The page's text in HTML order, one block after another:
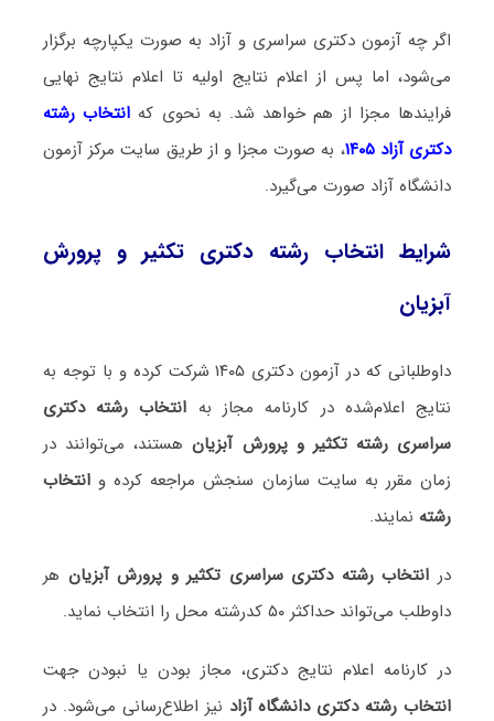
اگر چه آزمون دکتری سراسری و آزاد به صورت یکپارچه برگزار
می‌شود، اما پس از اعلام نتایج اولیه تا اعلام نتایج نهایی
فرایندها مجزا از هم خواهد شد. به نحوی که انتخاب رشته
دکتری آزاد ۱۴۰۵
، به صورت مجزا و از طریق سایت مرکز آزمون
دانشگاه آزاد صورت می‌گیرد.
شرایط انتخاب رشته دکتری تکثیر و پرورش
آبزیان
داوطلبانی که در آزمون دکتری ۱۴۰۵ شرکت کرده و با توجه به
نتایج اعلام‌شده در کارنامه مجاز به انتخاب رشته دکتری
سراسری رشته تکثیر و پرورش آبزیانهستند، می‌توانند در
زمان مقرر به سایت سازمان سنجش مراجعه کرده وانتخاب
رشته نمایند.
در انتخاب رشته دکتری سراسری تکثیر و پرورش آبزیان هر
داوطلب می‌تواند حداکثر ۵۰ کدرشته محل را انتخاب نماید.
در کارنامه اعلام نتایج دکتری، مجاز بودن یا نبودن جهت
انتخاب رشته دکتری دانشگاه آزاد نیز اطلاع‌رسانی می‌شود. در